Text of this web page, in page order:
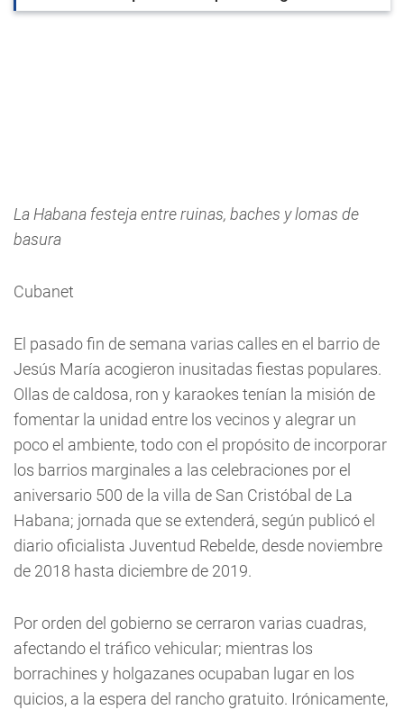
La Habana festeja entre ruinas, baches y lomas de
basura
Cubanet
El pasado fin de semana varias calles en el barrio de
Jesús María acogieron inusitadas fiestas populares.
Ollas de caldosa, ron y karaokes tenían la misión de
fomentar la unidad entre los vecinos y alegrar un
poco el ambiente, todo con el propósito de incorporar
los barrios marginales a las celebraciones por el
aniversario 500 de la villa de San Cristóbal de La
Habana; jornada que se extenderá, según publicó el
diario oficialista Juventud Rebelde, desde noviembre
de 2018 hasta diciembre de 2019.
Por orden del gobierno se cerraron varias cuadras,
afectando el tráfico vehicular; mientras los
borrachines y holgazanes ocupaban lugar en los
quicios, a la espera del rancho gratuito. Irónicamente,